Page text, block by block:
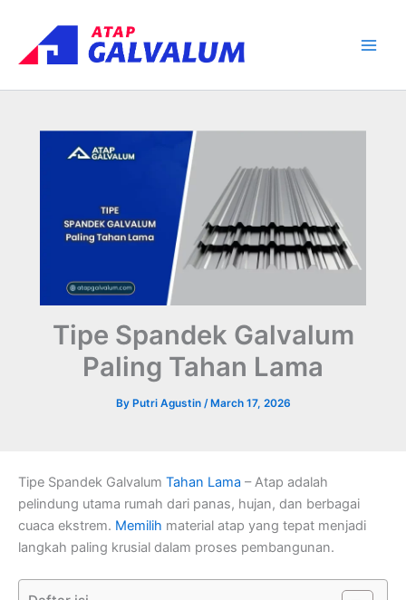
content
Tipe Spandek Galvalum
Paling Tahan Lama
By Putri Agustin / March 17, 2026
Tipe Spandek Galvalum Tahan Lama – Atap adalah
pelindung utama rumah dari panas, hujan, dan berbagai
cuaca ekstrem. Memilih material atap yang tepat menjadi
langkah paling krusial dalam proses pembangunan.